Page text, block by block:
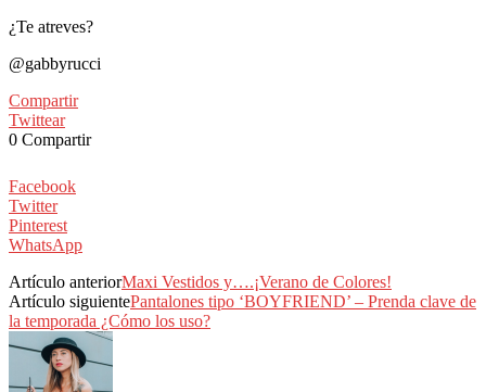
¿Te atreves?
@gabbyrucci
Compartir
Twittear
0 Compartir
Facebook
Twitter
Pinterest
WhatsApp
Artículo anteriorMaxi Vestidos y….¡Verano de Colores!
Artículo siguientePantalones tipo ‘BOYFRIEND’ – Prenda clave de
la temporada ¿Cómo los uso?